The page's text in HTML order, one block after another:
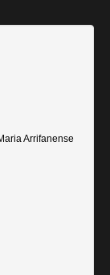
Arrifanense